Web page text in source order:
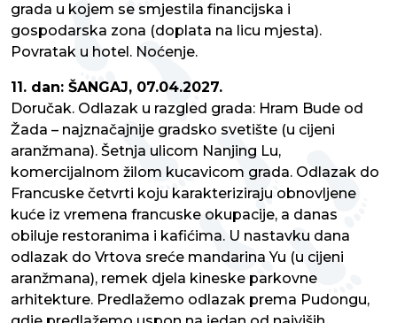
grada u kojem se smjestila financijska i
gospodarska zona (doplata na licu mjesta).
Povratak u hotel. Noćenje.
11. dan: ŠANGAJ, 07.04.2027.
Doručak. Odlazak u razgled grada: Hram Bude od
Žada – najznačajnije gradsko svetište (u cijeni
aranžmana). Šetnja ulicom Nanjing Lu,
komercijalnom žilom kucavicom grada. Odlazak do
Francuske četvrti koju karakteriziraju obnovljene
kuće iz vremena francuske okupacije, a danas
obiluje restoranima i kafićima. U nastavku dana
odlazak do Vrtova sreće mandarina Yu (u cijeni
aranžmana), remek djela kineske parkovne
arhitekture. Predlažemo odlazak prema Pudongu,